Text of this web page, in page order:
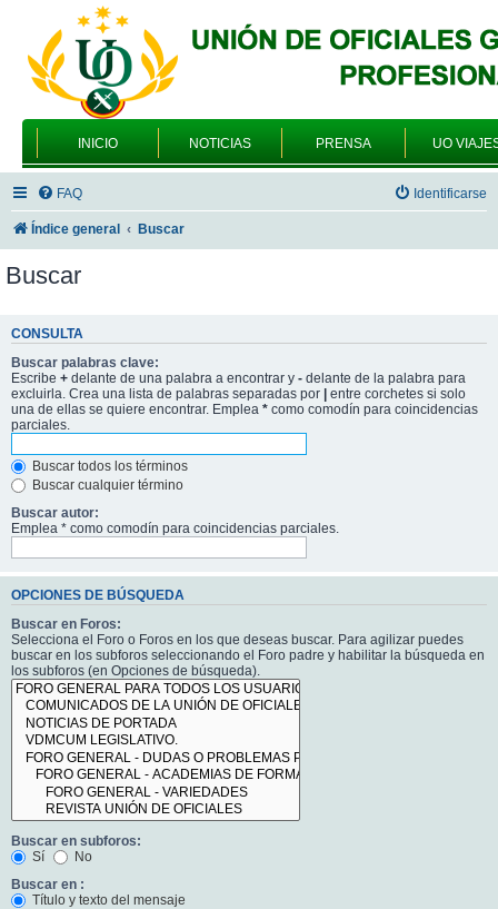
INICIO NOTICIAS PRENSA UO
FAQ Identificarse
Índice general Buscar
Buscar
CONSULTA
Buscar palabras clave:
Escribe + delante de una palabra a encontrar y - delante de la palabra para
excluirla. Crea una lista de palabras separadas por | entre corchetes si solo
una de ellas se quiere encontrar. Emplea * como comodín para coincidencias
parciales.
Buscar todos los términos
Buscar cualquier término
Buscar autor:
Emplea * como comodín para coincidencias parciales.
OPCIONES DE BÚSQUEDA
Buscar en Foros:
Selecciona el Foro o Foros en los que deseas buscar. Para agilizar puedes
buscar en los subforos seleccionando el Foro padre y habilitar la búsqueda en
los subforos (en Opciones de búsqueda).
Buscar en subforos:
Sí
No
Buscar en :
Título y texto del mensaje